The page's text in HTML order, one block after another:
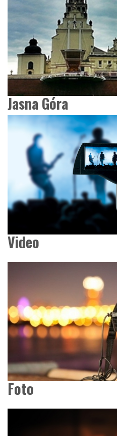
Jasna Góra
Video
Foto